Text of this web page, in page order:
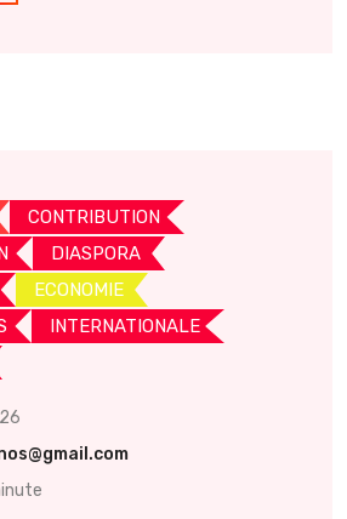
CONTRIBUTION
DIASPORA
ECONOMIE
INTERNATIONALE